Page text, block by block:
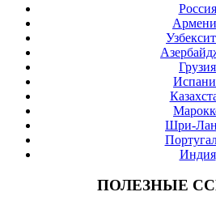
Россия
Грузия
Шри-
Индия
ПОЛЕЗНЫЕ